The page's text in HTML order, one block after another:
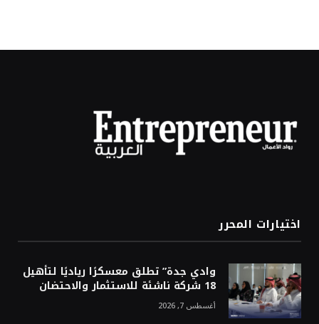
اختيارات المحرر
وادي جدة” تطلق معسكرًا رياديًا لتأهيل
18 شركة ناشئة للاستثمار والاحتضان
أغسطس 7, 2026